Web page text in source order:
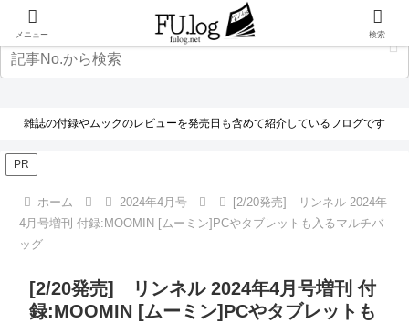
雑誌の付録やムックのレビューを発売日も含めて紹介しているフログです
PR
ホーム 2024年4月号
[2/20発売] リンネル 2024年
4月号増刊 付録:MOOMIN [ムーミン]PCやタブレットも入るマルチバ
ッグ
[2/20発売] リンネル 2024年4月号増刊 付
録:MOOMIN [ムーミン]PCやタブレットも
メニュー 検索